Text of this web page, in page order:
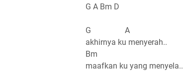
G A Bm D
G A
akhirnya ku menyerah..
Bm
maafkan ku yang menyela..